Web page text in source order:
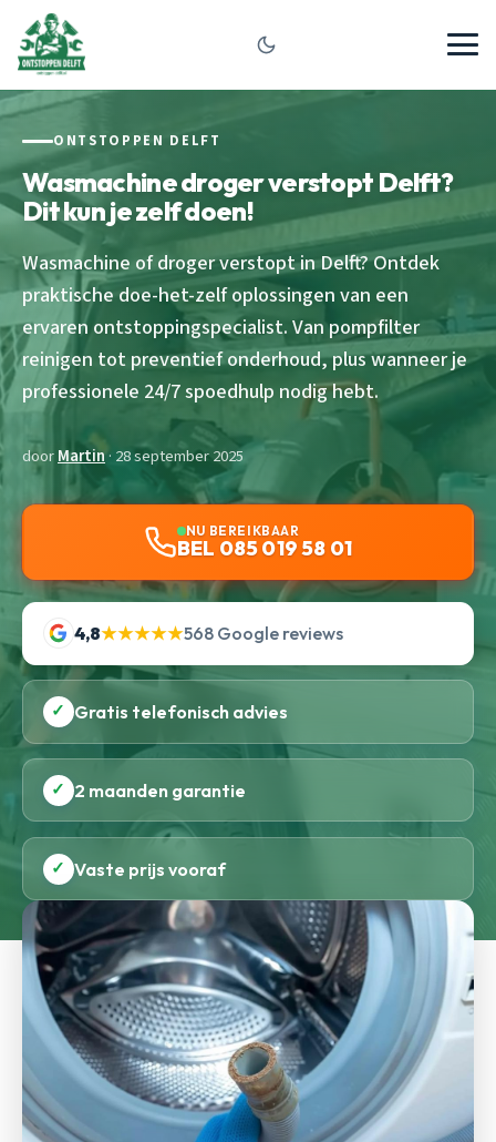
ONTSTOPPEN DELFT
Wasmachine droger verstopt Delft?
Dit kun je zelf doen!
Wasmachine of droger verstopt in Delft? Ontdek
praktische doe-het-zelf oplossingen van een
ervaren ontstoppingspecialist. Van pompfilter
reinigen tot preventief onderhoud, plus wanneer je
professionele 24/7 spoedhulp nodig hebt.
doorMartin· 28 september 2025
NU BEREIKBAAR
BEL 085 019 58 01
4,8★★★★★568 Google reviews
✓ Gratis telefonisch advies
✓ 2 maanden garantie
✓ Vaste prijs vooraf